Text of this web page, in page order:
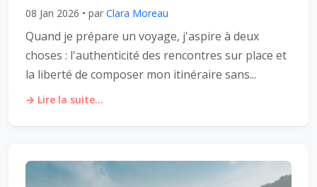
08 Jan 2026 • par Clara Moreau
Quand je prépare un voyage, j'aspire à deux
choses : l'authenticité des rencontres sur place et
la liberté de composer mon itinéraire sans...
→ Lire la suite...